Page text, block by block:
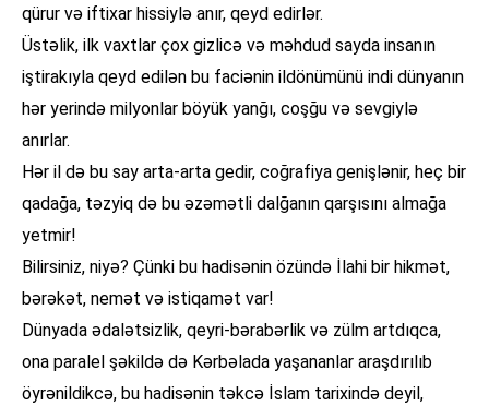
qürur və iftixar hissiylə anır, qeyd edirlər.
Üstəlik, ilk vaxtlar çox gizlicə və məhdud sayda insanın
iştirakıyla qeyd edilən bu faciənin ildönümünü indi dünyanın
hər yerində milyonlar böyük yanğı, coşğu və sevgiylə
anırlar.
Hər il də bu say arta-arta gedir, coğrafiya genişlənir, heç bir
qadağa, təzyiq də bu əzəmətli dalğanın qarşısını almağa
yetmir!
Bilirsiniz, niyə? Çünki bu hadisənin özündə İlahi bir hikmət,
bərəkət, nemət və istiqamət var!
Dünyada ədalətsizlik, qeyri-bərabərlik və zülm artdıqca,
ona paralel şəkildə də Kərbəlada yaşananlar araşdırılıb
öyrənildikcə, bu hadisənin təkcə İslam tarixində deyil,